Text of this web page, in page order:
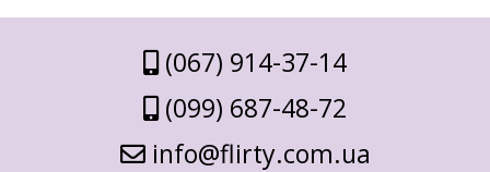
(067) 914-37-14
(099) 687-48-72
info@flirty.com.ua